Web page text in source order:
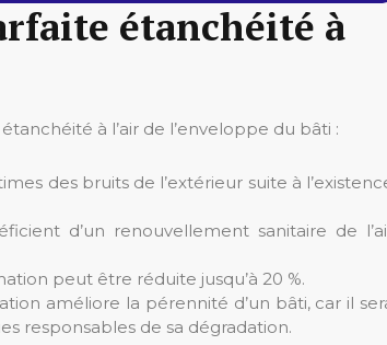
étanchéité à
à l’air de l’enveloppe du bâti :
des bruits de l’extérieur suite à
d’un renouvellement sanitaire de
peut être réduite jusqu’à 20 %.
améliore la pérennité d’un bâti, car il
responsables de sa dégradation.